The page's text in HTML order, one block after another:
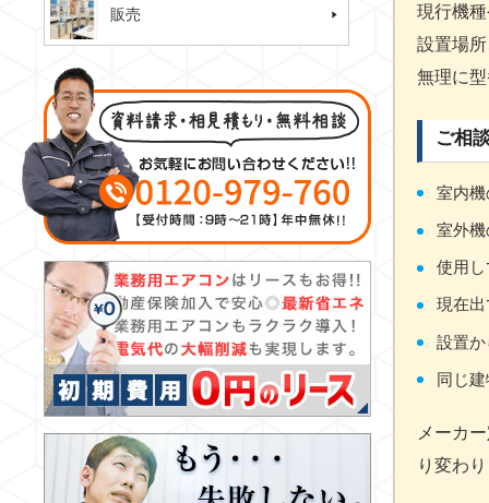
現行機
設置場
無理に
ご相
室内
室外
使用
現在
設置
同じ
メーカ
り変わ
販売